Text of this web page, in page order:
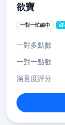
欲寶
一對一忙線中
一對多點數
一對一點數
滿意度評分